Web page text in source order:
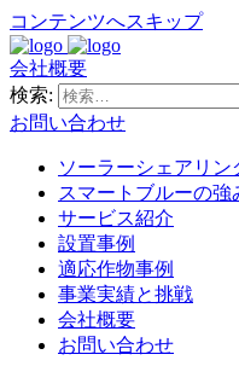
コンテンツへスキップ
会社概要
検索:
お問い合わせ
ソーラーシェアリン
スマートブルーの強
サービス紹介
設置事例
適応作物事例
事業実績と挑戦
会社概要
お問い合わせ